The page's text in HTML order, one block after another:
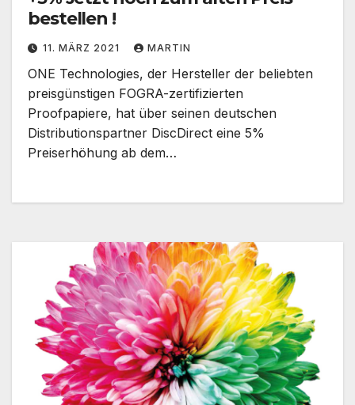
bestellen !
11. MÄRZ 2021 MARTIN
ONE Technologies, der Hersteller der beliebten
preisgünstigen FOGRA-zertifizierten
Proofpapiere, hat über seinen deutschen
Distributionspartner DiscDirect eine 5%
Preiserhöhung ab dem…